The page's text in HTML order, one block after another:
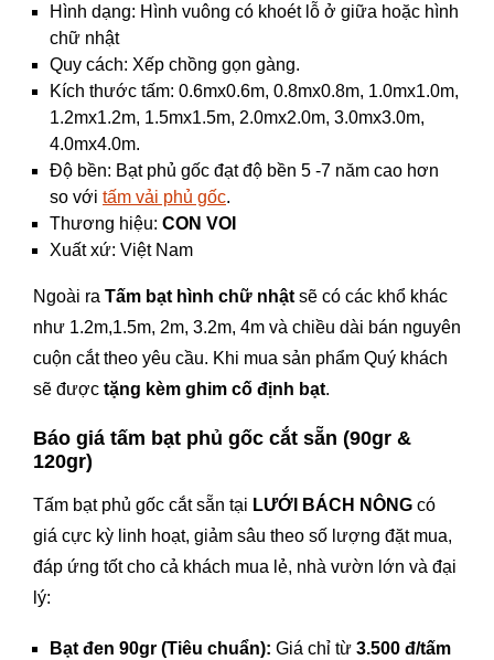
Hình dạng: Hình vuông có khoét lỗ ở giữa hoặc hình
chữ nhật
Quy cách: Xếp chồng gọn gàng.
Kích thước tấm: 0.6mx0.6m, 0.8mx0.8m, 1.0mx1.0m,
1.2mx1.2m, 1.5mx1.5m, 2.0mx2.0m, 3.0mx3.0m,
4.0mx4.0m.
Độ bền: Bạt phủ gốc đạt độ bền 5 -7 năm cao hơn
so với tấm vải phủ gốc.
Thương hiệu: CON VOI
Xuất xứ: Việt Nam
Ngoài ra Tấm bạt hình chữ nhật sẽ có các khổ khác
như 1.2m,1.5m, 2m, 3.2m, 4m và chiều dài bán nguyên
cuộn cắt theo yêu cầu. Khi mua sản phẩm Quý khách
sẽ được tặng kèm ghim cố định bạt.
Báo giá tấm bạt phủ gốc cắt sẵn (90gr &
120gr)
Tấm bạt phủ gốc cắt sẵn tại LƯỚI BÁCH NÔNG có
giá cực kỳ linh hoạt, giảm sâu theo số lượng đặt mua,
đáp ứng tốt cho cả khách mua lẻ, nhà vườn lớn và đại
lý:
Bạt đen 90gr (Tiêu chuẩn): Giá chỉ từ 3.500 đ/tấm